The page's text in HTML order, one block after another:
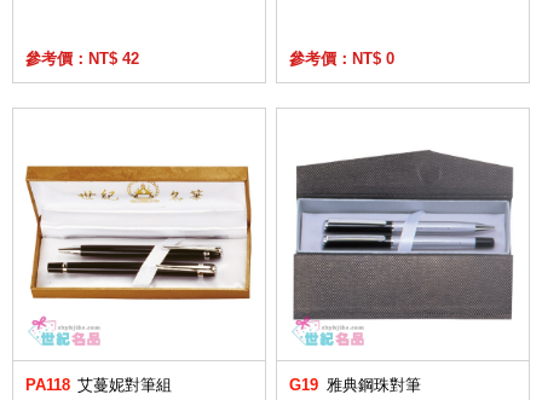
參考價：NT$ 42 參考價：NT$ 0
PA118 艾蔓妮對筆組 G19 雅典鋼珠對筆